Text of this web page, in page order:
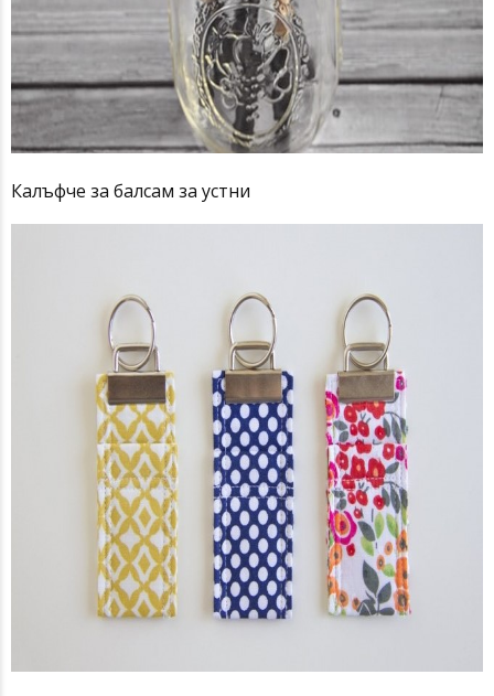
Калъфче за балсам за устни